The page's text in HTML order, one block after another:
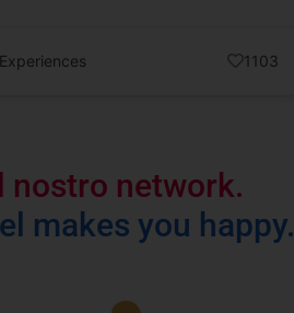
Experiences 1103
nostro network.
makes you happy.